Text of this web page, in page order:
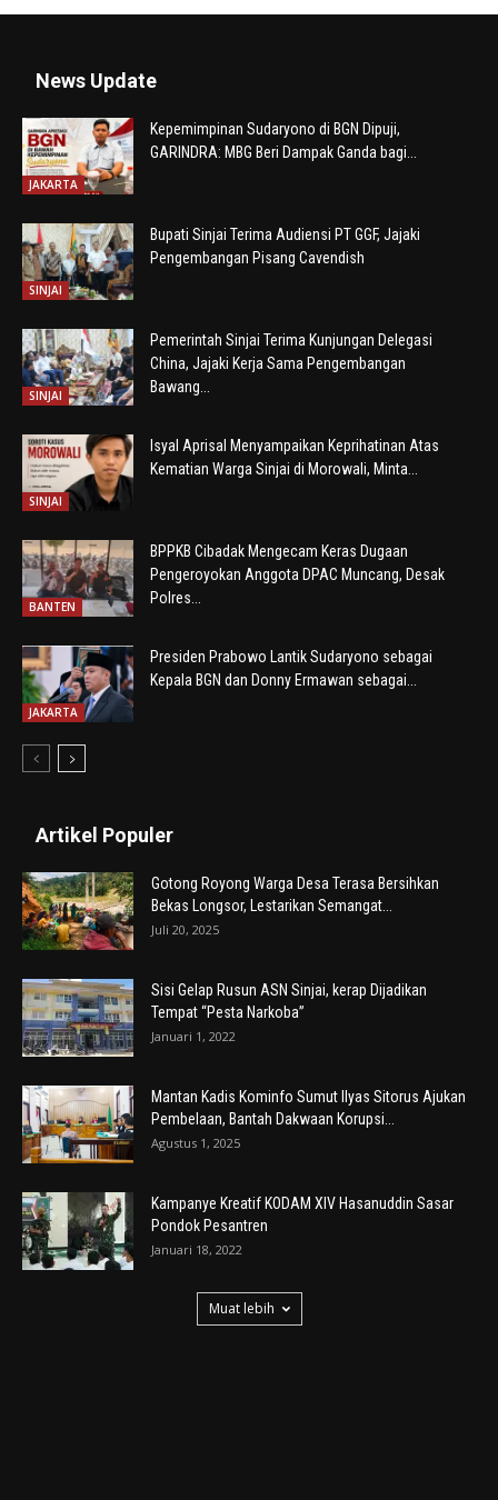
News Update
JAKARTA
Kepemimpinan Sudaryono di BGN Dipuji,
GARINDRA: MBG Beri Dampak Ganda bagi...
SINJAI
Bupati Sinjai Terima Audiensi PT GGF, Jajaki
Pengembangan Pisang Cavendish
SINJAI
Pemerintah Sinjai Terima Kunjungan Delegasi
China, Jajaki Kerja Sama Pengembangan
Bawang...
SINJAI
Isyal Aprisal Menyampaikan Keprihatinan Atas
Kematian Warga Sinjai di Morowali, Minta...
BANTEN
BPPKB Cibadak Mengecam Keras Dugaan
Pengeroyokan Anggota DPAC Muncang, Desak
Polres...
JAKARTA
Presiden Prabowo Lantik Sudaryono sebagai
Kepala BGN dan Donny Ermawan sebagai...
Artikel Populer
Gotong Royong Warga Desa Terasa Bersihkan
Bekas Longsor, Lestarikan Semangat...
Juli 20, 2025
Sisi Gelap Rusun ASN Sinjai, kerap Dijadikan
Tempat “Pesta Narkoba”
Januari 1, 2022
Mantan Kadis Kominfo Sumut Ilyas Sitorus Ajukan
Pembelaan, Bantah Dakwaan Korupsi...
Agustus 1, 2025
Kampanye Kreatif KODAM XIV Hasanuddin Sasar
Pondok Pesantren
Januari 18, 2022
Muat lebih